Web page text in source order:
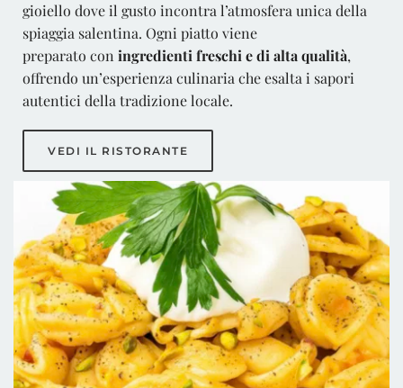
gioiello dove il gusto incontra l’atmosfera unica della
spiaggia salentina. Ogni piatto viene
preparato con ingredienti freschi e di alta qualità,
offrendo un’esperienza culinaria che esalta i sapori
autentici della tradizione locale.
VEDI IL RISTORANTE